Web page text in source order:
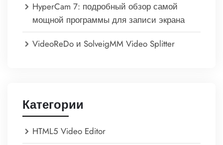
HyperCam 7: подробный обзор самой
мощной программы для записи экрана
VideoReDo и SolveigMM Video Splitter
Категории
HTML5 Video Editor